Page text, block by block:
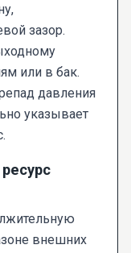
зазор.
или в бак.
давления
указывает
внешних